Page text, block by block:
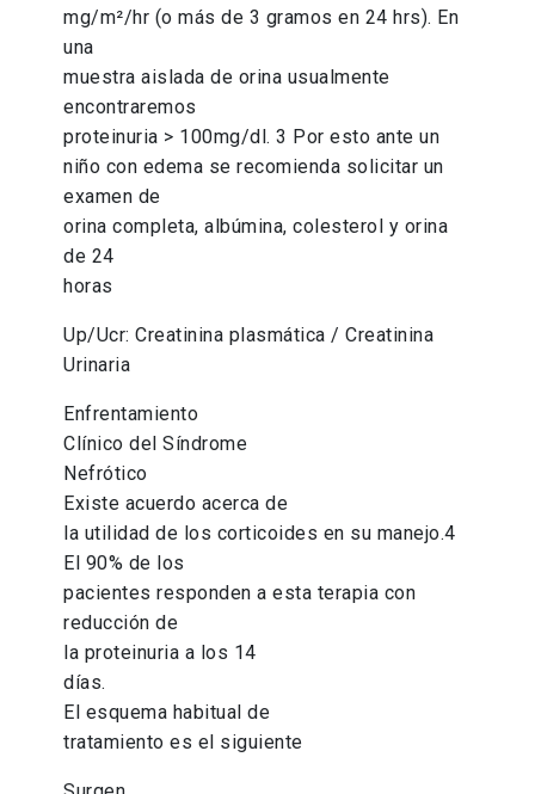
mg/m²/hr (o más de 3 gramos en 24 hrs). En
una
muestra aislada de orina usualmente
encontraremos
proteinuria > 100mg/dl. 3 Por esto ante un
niño con edema se recomienda solicitar un
examen de
orina completa, albúmina, colesterol y orina
de 24
horas
Up/Ucr: Creatinina plasmática / Creatinina
Urinaria
Enfrentamiento
Clínico del Síndrome
Nefrótico
Existe acuerdo acerca de
la utilidad de los corticoides en su manejo.4
El 90% de los
pacientes responden a esta terapia con
reducción de
la proteinuria a los 14
días.
El esquema habitual de
tratamiento es el siguiente